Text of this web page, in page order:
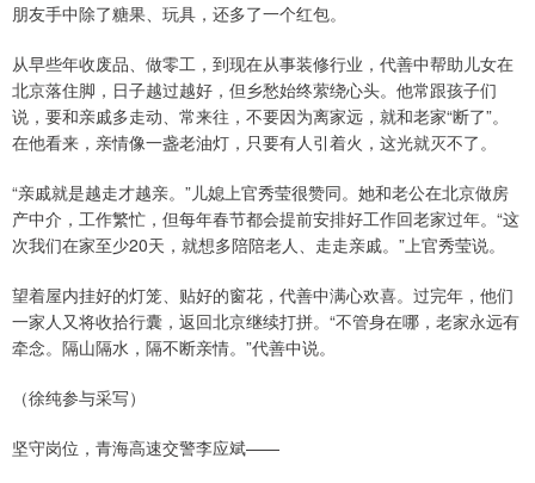
朋友手中除了糖果、玩具，还多了一个红包。
从早些年收废品、做零工，到现在从事装修行业，代善中帮助儿女在
北京落住脚，日子越过越好，但乡愁始终萦绕心头。他常跟孩子们
说，要和亲戚多走动、常来往，不要因为离家远，就和老家“断了”。
在他看来，亲情像一盏老油灯，只要有人引着火，这光就灭不了。
“亲戚就是越走才越亲。”儿媳上官秀莹很赞同。她和老公在北京做房
产中介，工作繁忙，但每年春节都会提前安排好工作回老家过年。“这
次我们在家至少20天，就想多陪陪老人、走走亲戚。”上官秀莹说。
望着屋内挂好的灯笼、贴好的窗花，代善中满心欢喜。过完年，他们
一家人又将收拾行囊，返回北京继续打拼。“不管身在哪，老家永远有
牵念。隔山隔水，隔不断亲情。”代善中说。
（徐纯参与采写）
坚守岗位，青海高速交警李应斌——